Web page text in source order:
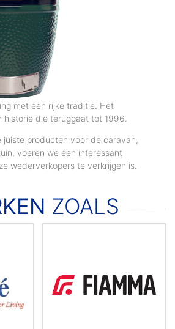
met een rijke traditie. Het
die teruggaat tot 1996.
juiste producten voor de caravan,
voeren we een interessant
wederverkopers te verkrijgen is.
ZOALS